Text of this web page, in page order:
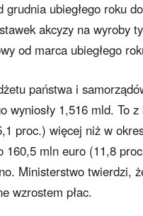
grudnia ubiegłego roku
akcyzy na wyroby
od marca ubiegłego
państwa i
wyniosły 1,516 mld. To
proc.) więcej niż w
160,5 mln euro (11,8
Ministerstwo twierdzi,
wzrostem płac.